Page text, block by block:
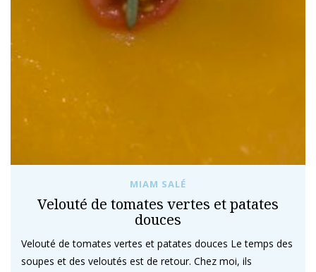
MIAM SALÉ
Velouté de tomates vertes et patates
douces
Velouté de tomates vertes et patates douces Le temps des
soupes et des veloutés est de retour. Chez moi, ils